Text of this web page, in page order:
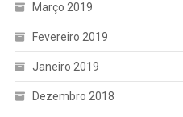
Março 2019
Fevereiro 2019
Janeiro 2019
Dezembro 2018